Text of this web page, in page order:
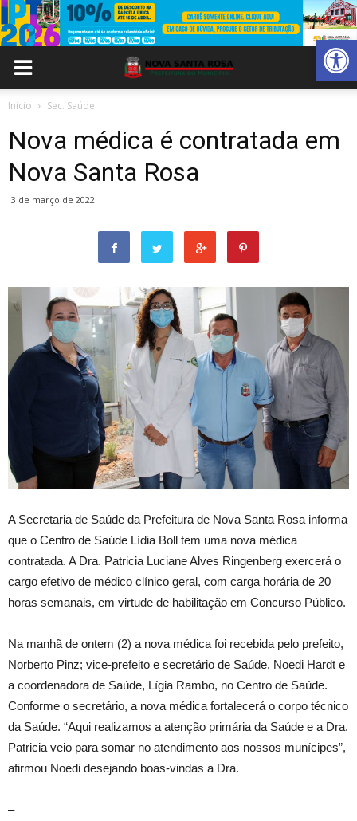
Abrir
Inicio Sec. Saúde
Nova médica é contratada em
Nova Santa Rosa
3 de março de 2022
A Secretaria de Saúde da Prefeitura de Nova Santa Rosa informa
que o Centro de Saúde Lídia Boll tem uma nova médica
contratada. A Dra. Patricia Luciane Alves Ringenberg exercerá o
cargo efetivo de médico clínico geral, com carga horária de 20
horas semanais, em virtude de habilitação em Concurso Público.
Na manhã de ontem (2) a nova médica foi recebida pelo prefeito,
Norberto Pinz; vice-prefeito e secretário de Saúde, Noedi Hardt e
a coordenadora de Saúde, Lígia Rambo, no Centro de Saúde.
Conforme o secretário, a nova médica fortalecerá o corpo técnico
da Saúde. “Aqui realizamos a atenção primária da Saúde e a Dra.
Patricia veio para somar no atendimento aos nossos munícipes”,
afirmou Noedi desejando boas-vindas a Dra.
–